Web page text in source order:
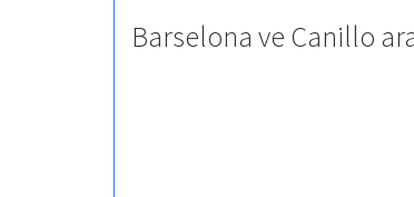
Barselona ve Canillo